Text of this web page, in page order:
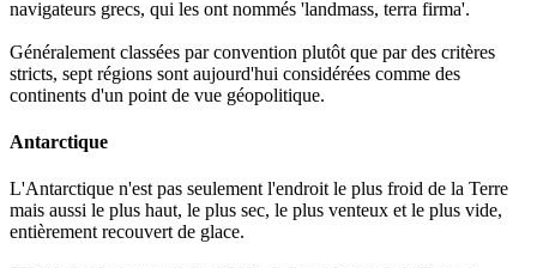
navigateurs grecs, qui les ont nommés 'landmass, terra firma'.
Généralement classées par convention plutôt que par des critères
stricts, sept régions sont aujourd'hui considérées comme des
continents d'un point de vue géopolitique.
Antarctique
L'Antarctique n'est pas seulement l'endroit le plus froid de la Terre
mais aussi le plus haut, le plus sec, le plus venteux et le plus vide,
entièrement recouvert de glace.